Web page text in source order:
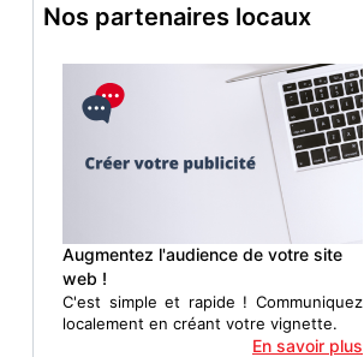
Nos partenaires locaux
Augmentez l'audience de votre site
web !
C'est simple et rapide ! Communiquez
localement en créant votre vignette.
En savoir plus